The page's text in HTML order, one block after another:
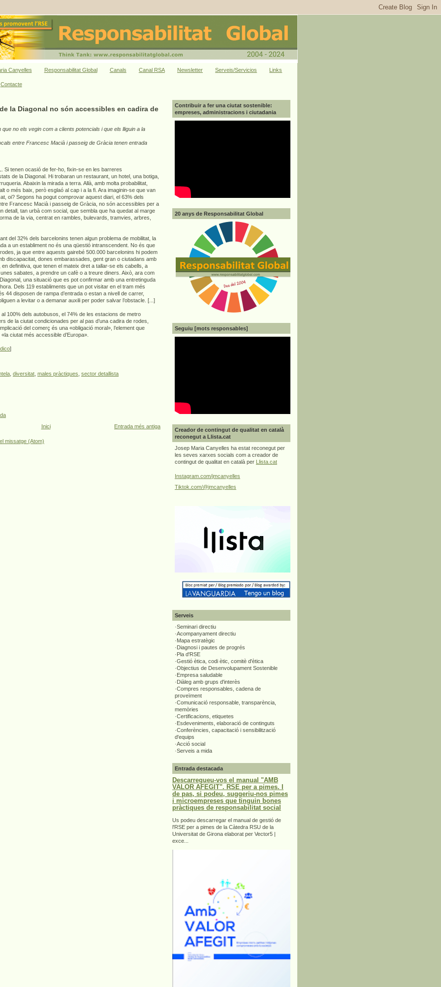
Canyelles Responsabilitat Global Canals Canal RSA Newsletter Serveis/Servicios Links
Contacte
la Diagonal no són accessibles en cadira de
que no els vegin com a clients potencials i que els lliguin a la
entre Francesc Macià i passeig de Gràcia tenen entrada
Si tenen ocasió de fer-ho, fixin-se en les barreres
de la Diagonal. Hi trobaran un restaurant, un hotel, una botiga,
Abaixin la mirada a terra. Allà, amb molta probabilitat,
o més baix, però esglaó al cap i a la fi. Ara imaginin-se que van
oi? Segons ha pogut comprovar aquest diari, el 63% dels
Francesc Macià i passeig de Gràcia, no són accessibles per a
detall, tan urbà com social, que sembla que ha quedat al marge
de la via, centrat en rambles, bulevards, tramvies, arbres,
del 32% dels barcelonins tenen algun problema de mobilitat, la
a un establiment no és una qüestió intranscendent. No és que
ja que entre aquests gairebé 500.000 barcelonins hi podem
discapacitat, dones embarassades, gent gran o ciutadans amb
definitiva, que tenen el mateix dret a tallar-se els cabells, a
sabates, a prendre un cafè o a treure diners. Això, ara com
una situació que es pot confirmar amb una entretinguda
Dels 119 establiments que un pot visitar en el tram més
44 disposen de rampa d’entrada o estan a nivell de carrer,
a levitar o a demanar auxili per poder salvar l’obstacle. [...]
al 100% dels autobusos, el 74% de les estacions de metro
de la ciutat condicionades per al pas d’una cadira de rodes,
del comerç és una «obligació moral», l’element que
ciutat més accessible d’Europa».
]
diversitat males pràctiques sector detallista
Entrada més antiga
Inici
missatge (Atom)
Contribuir a fer una ciutat sostenible:
empreses, administracions i ciutadania
20 anys de Responsabilitat Global
Seguiu [mots responsables]
Creador de contingut de qualitat en català
reconegut a Llista.cat
Josep Maria Canyelles ha estat reconegut per
les seves xarxes socials com a creador de
contingut de qualitat en català per
Llista.cat
Instagram.com/jmcanyelles
Tiktok.com/@jmcanyelles
Serveis
·Seminari directiu
·Acompanyament directiu
·Mapa estratègic
·Diagnosi i pautes de progrés
·Pla d'RSE
·Gestió ètica, codi ètic, comitè d'ètica
·Objectius de Desenvolupament Sostenible
·Empresa saludable
·Diàleg amb grups d'interès
·Compres responsables, cadena de
proveïment
·Comunicació responsable, transparència,
memòries
·Certificacions, etiquetes
·Esdeveniments, elaboració de continguts
·Conferències, capacitació i sensibilització
d'equips
·Acció social
·Serveis a mida
Entrada destacada
Descarregueu-vos el manual "AMB
VALOR AFEGIT". RSE per a pimes. I
de pas, si podeu, suggeriu-nos pimes
i microempreses que tinguin bones
pràctiques de responsabilitat social
Us podeu descarregar el manual de gestió de
l'RSE per a pimes de la Càtedra RSU de la
Universitat de Girona elaborat per Vector5 |
exce...